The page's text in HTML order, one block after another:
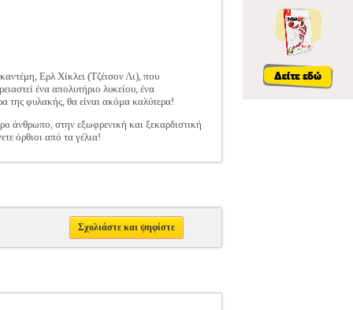
Ερλ Χίκλει (Τζέισον Λι), που
ένα απολυτήριο λυκείου, ένα
της φυλακής, θα είναι ακόμα καλύτερα!
άνθρωπο, στην εξωφρενική και ξεκαρδιστική
όρθιοι από τα γέλια!
Σχολιάστε και ψηφίστε